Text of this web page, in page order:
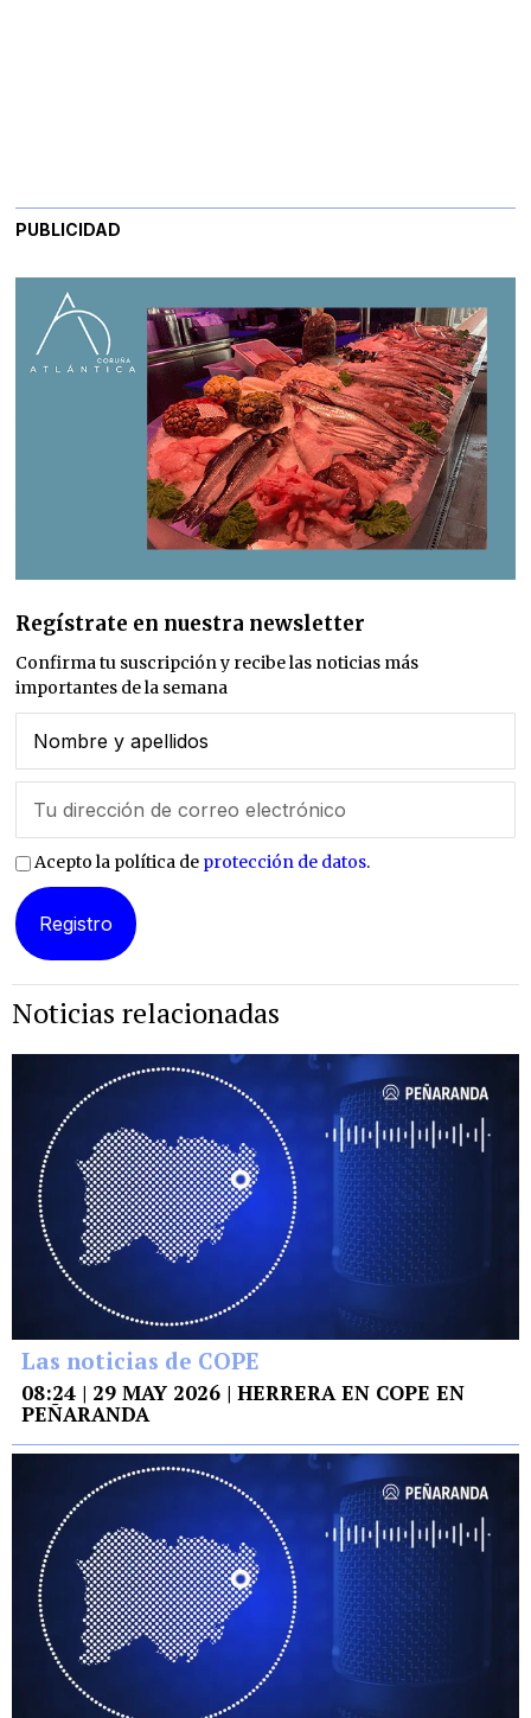
PUBLICIDAD
Regístrate en nuestra newsletter
Confirma tu suscripción y recibe las noticias más
importantes de la semana
Acepto la política de protección de datos.
Noticias relacionadas
Las noticias de COPE
08:24 | 29 MAY 2026 | HERRERA EN COPE EN
PEÑARANDA